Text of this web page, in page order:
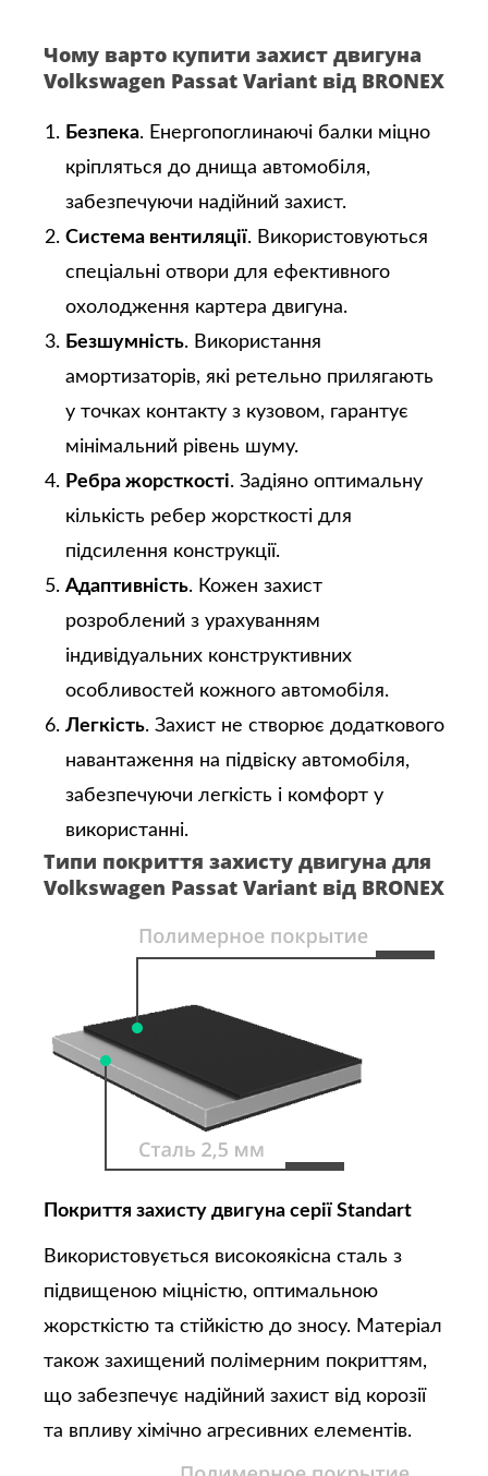
Чому варто купити захист двигуна
Volkswagen Passat Variant від BRONEX
Безпека. Енергопоглинаючі балки міцно
кріпляться до днища автомобіля,
забезпечуючи надійний захист.
Система вентиляції. Використовуються
спеціальні отвори для ефективного
охолодження картера двигуна.
Безшумність. Використання
амортизаторів, які ретельно прилягають
у точках контакту з кузовом, гарантує
мінімальний рівень шуму.
Ребра жорсткості. Задіяно оптимальну
кількість ребер жорсткості для
підсилення конструкції.
Адаптивність. Кожен захист
розроблений з урахуванням
індивідуальних конструктивних
особливостей кожного автомобіля.
Легкість. Захист не створює додаткового
навантаження на підвіску автомобіля,
забезпечуючи легкість і комфорт у
використанні.
Типи покриття захисту двигуна для
Volkswagen Passat Variant від BRONEX
Покриття захисту двигуна серії Standart
Використовується високоякісна сталь з
підвищеною міцністю, оптимальною
жорсткістю та стійкістю до зносу. Матеріал
також захищений полімерним покриттям,
що забезпечує надійний захист від корозії
та впливу хімічно агресивних елементів.